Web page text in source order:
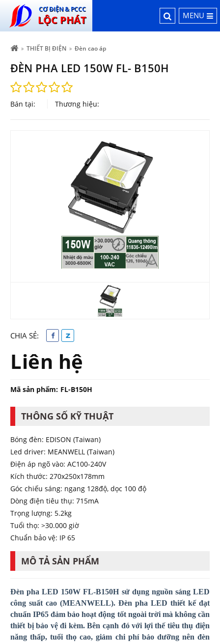
CƠ ĐIỆN & PCCC
LỘC PHÁT MENU
THIẾT BỊ ĐIỆN Đèn cao áp
ĐÈN PHA LED 150W FL- B150H
Bán tại: Thương hiệu:
CHIA SẺ:
Liên hệ
Mã sản phẩm: FL-B150H
THÔNG SỐ KỸ THUẬT
Bóng đèn: EDISON (Taiwan)
Led driver: MEANWELL (Taiwan)
Điện áp ngõ vào: AC100-240V
Kích thước: 270x250x178mm
Góc chiếu sáng: ngang 128độ, dọc 100 độ
Dòng điện tiêu thụ: 715mA
Trọng lượng: 5.2kg
Tuổi thọ: >30.000 giờ
Chuẩn bảo vệ: IP 65
MÔ TẢ SẢN PHẨM
Đèn pha LED 150W FL-B150H sử dụng nguồn sáng LED
công suất cao (MEANWELL). Đèn pha LED thiết kế đạt
chuẩn IP65 đảm bảo hoạt động tốt ngoài trời mà không cần
thiết bị bảo vệ đi kèm. Bên cạnh đó với lợi thế tiêu thụ điện
năng thấp, tuổi thọ cao, giảm chi phí bảo dưỡng nên đèn